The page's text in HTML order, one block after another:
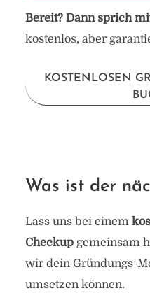
Bereit? Dann sprich
kostenlos, aber
KOSTENLOSEN
Was ist der
Lass uns bei einem
Checkupgemeinsam
wir dein Gründungs-
umsetzen können.